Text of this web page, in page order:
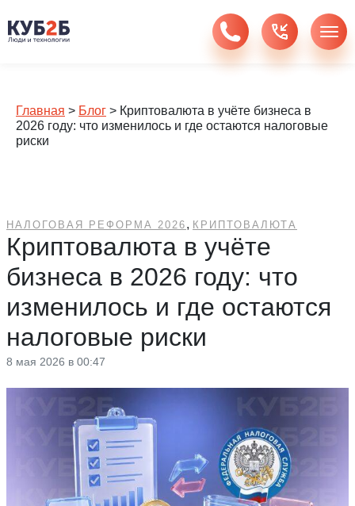
Главная > Блог > Криптовалюта в учёте бизнеса в
2026 году: что изменилось и где остаются налоговые
риски
НАЛОГОВАЯ РЕФОРМА 2026 , КРИПТОВАЛЮТА
Криптовалюта в учёте
бизнеса в 2026 году: что
изменилось и где остаются
налоговые риски
8 мая 2026 в 00:47